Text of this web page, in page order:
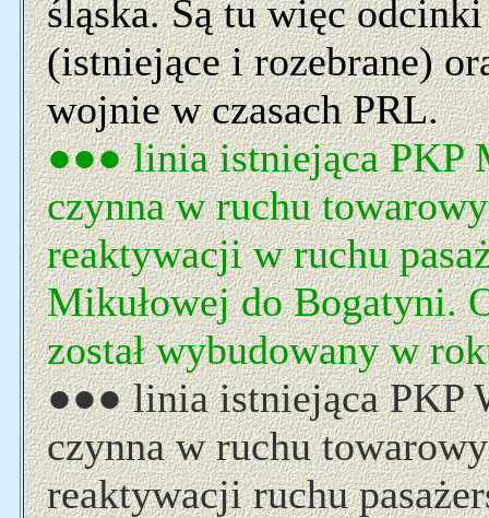
śląska. Są tu więc
(istniejące i rozebrane)
wojnie w czasach PRL.
●●● linia istniejąca PKP
czynna w ruchu
reaktywacji w ruchu
Mikułowej do Bogatyni.
został wybudowany w
●●● linia istniejąca PKP
czynna w ruchu
reaktywacji ruchu